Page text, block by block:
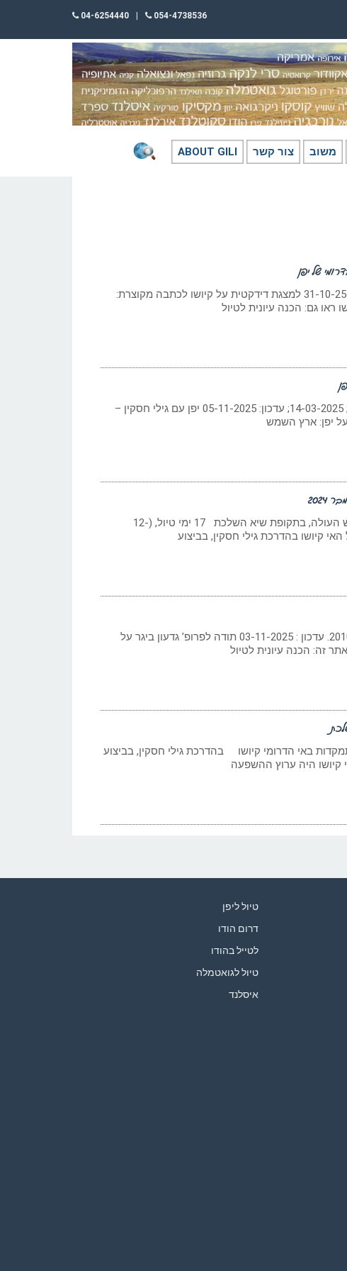
054-4738536
04-6254440
משוב צור קשר ABOUT GILI
של יפן
כתב: גילי חסקין, 31-10-25 למצגת דידקטית על קיושו לכתבה מקוצרת:
ראו גם: הכנה עיונית לטיול
כתב: גילי חסקין ; 14-03-2025; עדכון: 05-11-2025 יפן עם גילי חסקין –
יפן: ארץ השמש
2024
טיול לארץ השמש העולה, בתקופת שיא השלכת 17 ימי טיול, (12-
כתב: גילי חסקין; 2010. עדכון : 03-11-2025 תודה לפרופ’ גדעון ביגר על
זה: הכנה עיונית לטיול
באי הדרומי קיושו בהדרכת גילי חסקין, בביצוע
קיושו היה ערוץ ההשפעה
טיול ליפן
דרום הודו
לטייל בהודו
טיול לגואטמלה
איסלנד